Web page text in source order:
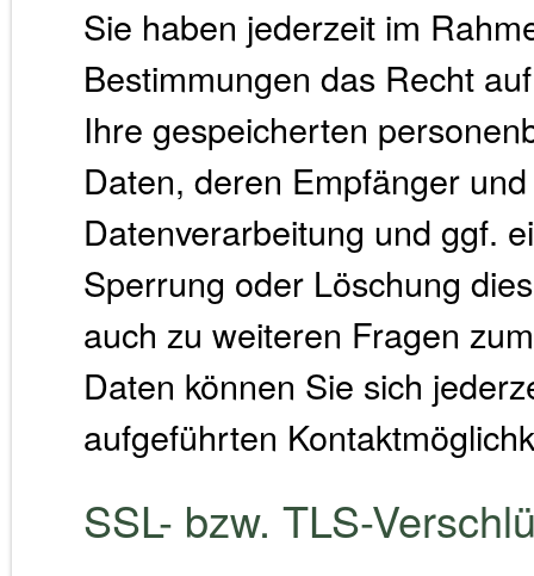
Sie haben jederzeit im
Bestimmungen das Recht
Ihre gespeicherten
Daten, deren Empfänger
Datenverarbeitung und ggf.
Sperrung oder Löschung
auch zu weiteren Fragen
Daten können Sie sich
aufgeführten
SSL- bzw. TLS-